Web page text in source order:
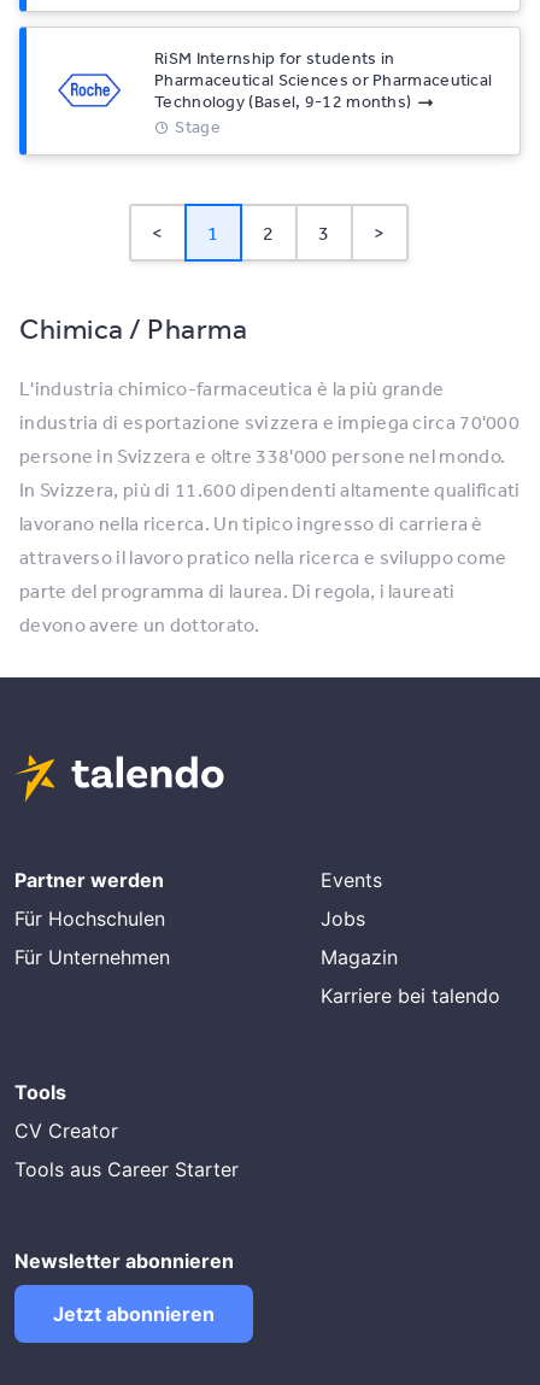
RiSM Internship for students in
Pharmaceutical Sciences or Pharmaceutical
Technology (Basel, 9-12 months)
Stage
< 1 2 3 >
Chimica / Pharma
L'industria chimico-farmaceutica è la più grande
industria di esportazione svizzera e impiega circa 70'000
persone in Svizzera e oltre 338'000 persone nel mondo.
In Svizzera, più di 11.600 dipendenti altamente qualificati
lavorano nella ricerca. Un tipico ingresso di carriera è
attraverso il lavoro pratico nella ricerca e sviluppo come
parte del programma di laurea. Di regola, i laureati
devono avere un dottorato.
Partner werden
Für Hochschulen
Für Unternehmen
Events
Jobs
Magazin
Karriere bei talendo
Tools
CV Creator
Tools aus Career Starter
Newsletter abonnieren
Jetzt abonnieren